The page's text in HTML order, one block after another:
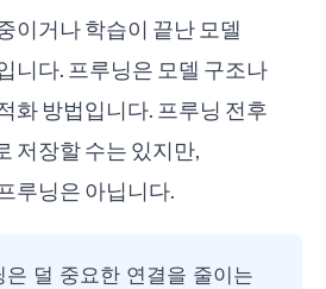
이거나 학습이 끝난 모델
니다. 프루닝은 모델 구조나
화 방법입니다. 프루닝 전후
저장할 수는 있지만,
루닝은 아닙니다.
은 덜 중요한 연결을 줄이는